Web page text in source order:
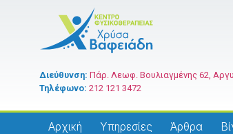
Διεύθυνση: Πάρ. Λεωφ. Βουλιαγμένης 62,
Τηλέφωνο: 212 121 3472
Αρχική Υπηρεσίες Άρθρα